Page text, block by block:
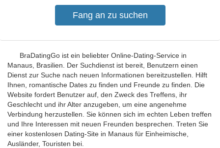
BraDatingGo ist ein beliebter Online-Dating-Service in
Manaus, Brasilien. Der Suchdienst ist bereit, Benutzern einen
Dienst zur Suche nach neuen Informationen bereitzustellen. Hilft
Ihnen, romantische Dates zu finden und Freunde zu finden. Die
Website fordert Benutzer auf, den Zweck des Treffens, ihr
Geschlecht und ihr Alter anzugeben, um eine angenehme
Verbindung herzustellen. Sie können sich im echten Leben treffen
und Ihre Interessen mit neuen Freunden besprechen. Treten Sie
einer kostenlosen Dating-Site in Manaus für Einheimische,
Ausländer, Touristen bei.